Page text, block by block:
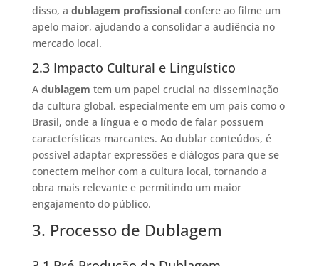
disso, a dublagem profissionalconfere ao filme um
apelo maior, ajudando a consolidar a audiência no
mercado local.
2.3 Impacto Cultural e Linguístico
A dublagem tem um papel crucial na disseminação
da cultura global, especialmente em um país como o
Brasil, onde a língua e o modo de falar possuem
características marcantes. Ao dublar conteúdos, é
possível adaptar expressões e diálogos para que se
conectem melhor com a cultura local, tornando a
obra mais relevante e permitindo um maior
engajamento do público.
3. Processo de Dublagem